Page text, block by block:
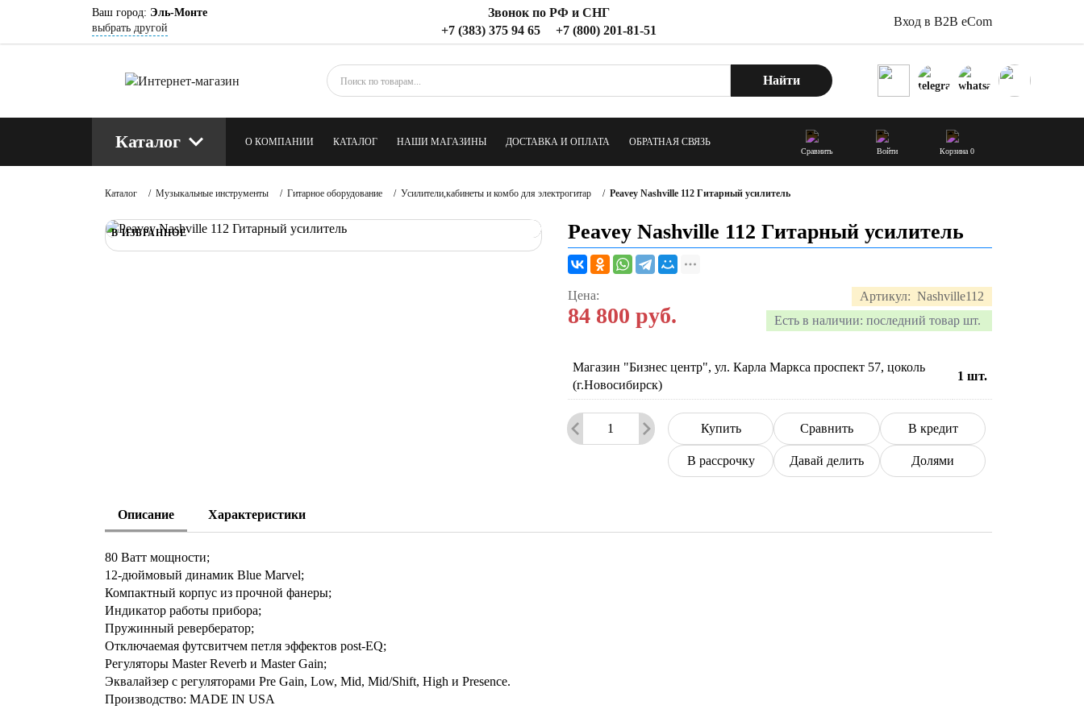
Ваш город: Эль-Монте
выбрать другой
Звонок по РФ и СНГ
+7 (383) 375 94 65
+7 (800) 201-81-51
Вход в B2B eCom
Найти
Каталог О КОМПАНИИ КАТАЛОГ НАШИ МАГАЗИНЫ ДОСТАВКА И ОПЛАТА ОБРАТНАЯ СВЯЗЬ
КОНТАКТЫ БЛОГ
Сравнить Войти Корзина 0
Каталог / Музыкальные инструменты / Гитарное оборудование / Усилители,кабинеты и комбо для электрогитар / Peavey Nashville 112 Гитарный усилитель
В ИЗБРАННОЕ Peavey Nashville 112 Гитарный усилитель
Артикул: Nashville112
Есть в наличии: последний товар шт.
Цена:
84 800 руб.
Магазин "Бизнес центр", ул. Карла Маркса проспект 57, цоколь
(г.Новосибирск)
1 шт.
Купить Сравнить В кредит
В рассрочку Давай делить Долями
Описание Характеристики
80 Ватт мощности;
12-дюймовый динамик Blue Marvel;
Компактный корпус из прочной фанеры;
Индикатор работы прибора;
Пружинный ревербератор;
Отключаемая футсвитчем петля эффектов post-EQ;
Регуляторы Master Reverb и Master Gain;
Эквалайзер с регуляторами Pre Gain, Low, Mid, Mid/Shift, High и Presence.
Производство: MADE IN USA